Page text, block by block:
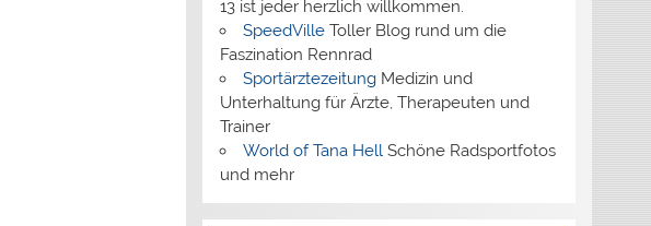
13 ist jeder herzlich willkommen.
SpeedVilleToller Blog rund um die
Faszination Rennrad
SportärztezeitungMedizin und
Unterhaltung für Ärzte, Therapeuten und
Trainer
World of Tana Hell Schöne Radsportfotos
und mehr